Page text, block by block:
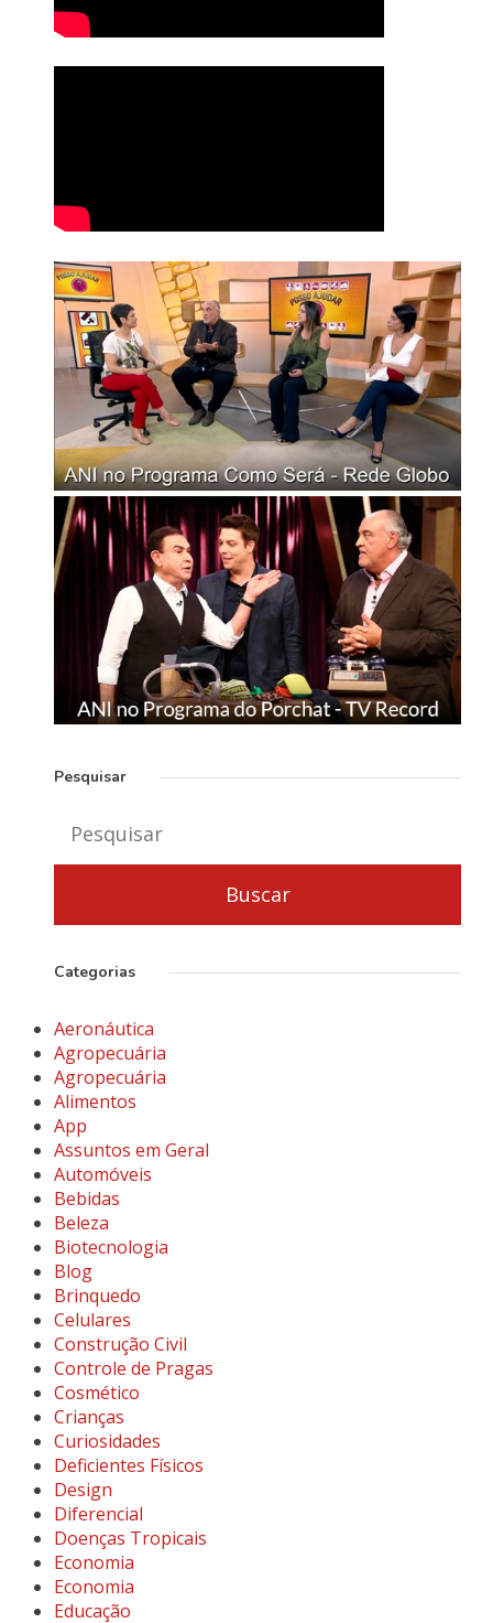
Pesquisar
Categorias
Aeronáutica
Agropecuária
Agropecuária
Alimentos
App
Assuntos em Geral
Automóveis
Bebidas
Beleza
Biotecnologia
Blog
Brinquedo
Celulares
Construção Civil
Controle de Pragas
Cosmético
Crianças
Curiosidades
Deficientes Físicos
Design
Diferencial
Doenças Tropicais
Economia
Economia
Educação